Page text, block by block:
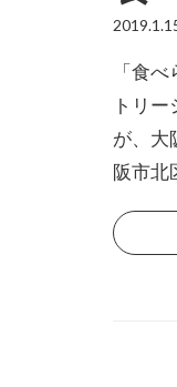
「食
トリ
が、大
阪市北